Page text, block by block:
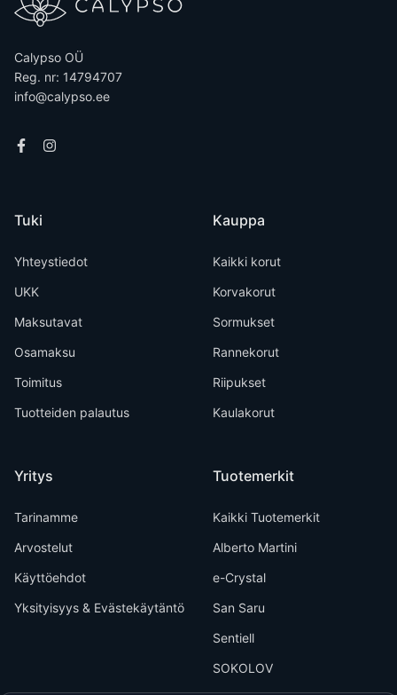
Calypso OÜ
Reg. nr: 14794707
info@calypso.ee
Tuki
Yhteystiedot
UKK
Maksutavat
Osamaksu
Toimitus
Tuotteiden palautus
Yritys
Tarinamme
Arvostelut
Käyttöehdot
Yksityisyys & Evästekäytäntö
Kauppa
Kaikki korut
Korvakorut
Sormukset
Rannekorut
Riipukset
Kaulakorut
Tuotemerkit
Kaikki Tuotemerkit
Alberto Martini
e-Crystal
San Saru
Sentiell
SOKOLOV